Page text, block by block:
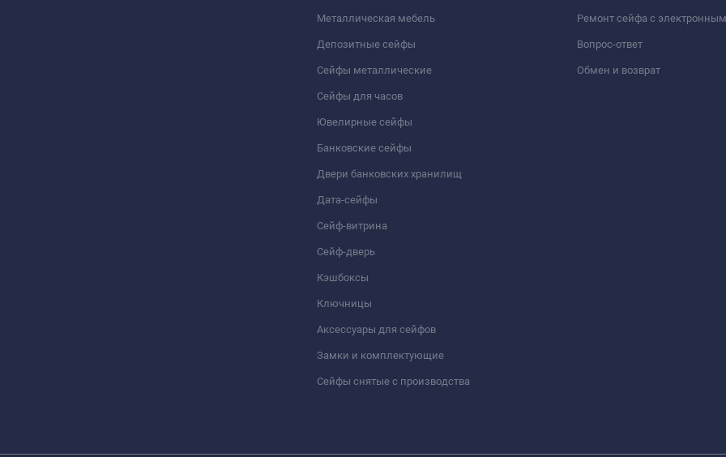
Металлическая мебель
Депозитные сейфы
Сейфы металлические
Сейфы для часов
Ювелирные сейфы
Банковские сейфы
Двери банковских хранилищ
Дата-сейфы
Сейф-витрина
Сейф-дверь
Кэшбоксы
Ключницы
Аксессуары для сейфов
Замки и комплектующие
Сейфы снятые с производства
Ремонт сейфа с
Вопрос-ответ
Обмен и возврат